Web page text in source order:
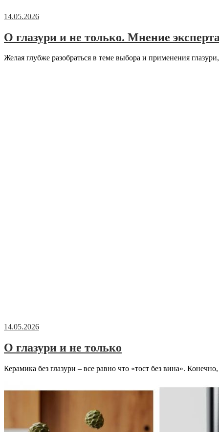
14.05.2026
О глазури и не только. Мнение
Желая глубже разобраться в теме выбора и применения
14.05.2026
О глазури и не только
Керамика без глазури – все равно что «тост без вина». Конечно,